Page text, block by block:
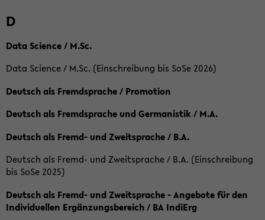
D
Data Science / M.Sc.
Data Science / M.Sc. (Einschreibung bis SoSe 2026)
Deutsch als Fremdsprache / Promotion
Deutsch als Fremdsprache und Germanistik / M.A.
Deutsch als Fremd- und Zweitsprache / B.A.
Deutsch als Fremd- und Zweitsprache / B.A. (Einschreibung
bis SoSe 2025)
Deutsch als Fremd- und Zweitsprache - Angebote für den
Individuellen Ergänzungsbereich / BA IndiErg